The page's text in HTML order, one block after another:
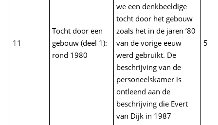
11
Tocht door een
gebouw (deel 1):
rond 1980
we een denkbeeldige
tocht door het gebouw
zoals het in de jaren ’80
van de vorige eeuw
werd gebruikt. De
beschrijving van de
personeelskamer is
ontleend aan de
beschrijving die Evert
van Dijk in 1987
5